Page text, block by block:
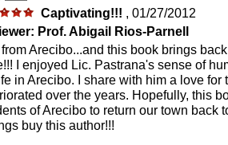
Captivating!!! , 01/27/2012
Prof. Abigail Rios-Parnell
from Arecibo...and this book brings
I enjoyed Lic. Pastrana's sense of
in Arecibo. I share with him a love for
over the years. Hopefully, this
of Arecibo to return our town back
buy this author!!!